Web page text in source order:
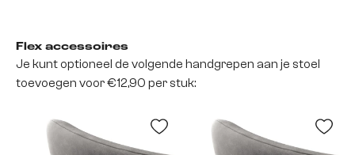
Flex accessoires
Je kunt optioneel de volgende handgrepen aan je stoel
toevoegen voor €12,90 per stuk: